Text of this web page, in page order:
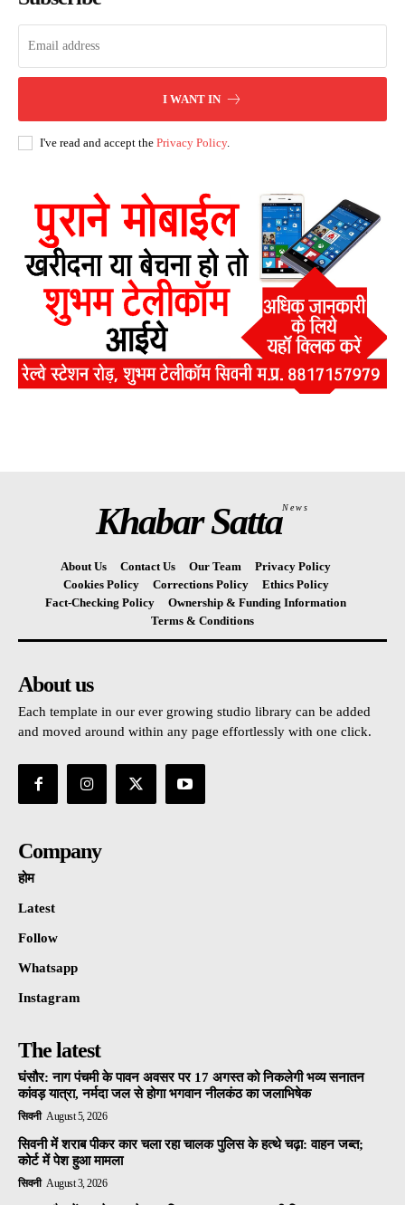
I WANT IN
I've read and accept the Privacy Policy.
Khabar SattaNews
About Us Contact Us Our Team
Privacy Policy
Cookies Policy
Corrections Policy
Ethics Policy
Fact-Checking Policy
Ownership & Funding Information
Terms & Conditions
About us
Each template in our ever growing studio library can be added
and moved around within any page effortlessly with one click.
Company
होम
Latest
Follow
Whatsapp
Instagram
The latest
घंसौर: नाग पंचमी के पावन अवसर पर 17 अगस्त को निकलेगी भव्य सनातन
कांवड़ यात्रा, नर्मदा जल से होगा भगवान नीलकंठ का जलाभिषेक
सिवनी August 5, 2026
सिवनी में शराब पीकर कार चला रहा चालक पुलिस के हत्थे चढ़ा: वाहन जब्त;
कोर्ट में पेश हुआ मामला
सिवनी August 3, 2026